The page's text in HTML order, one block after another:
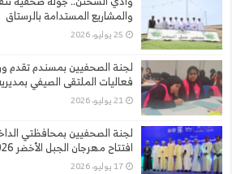
والمشاريع المستدامة بالرستاق
25 يوليو، 2026
لجنة الصحفيين بمسندم تقدم
فعاليات الملتقى الصيفي
21 يوليو، 2026
لجنة الصحفيين بمحافظتي
افتتاح مهرجان الجبل الأخضر 2026 وتُكرَّم لجهودها الإعلامية
17 يوليو، 2026